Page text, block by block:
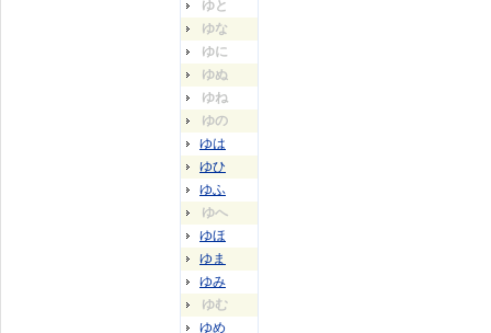
ゆと
ゆな
ゆに
ゆぬ
ゆね
ゆの
ゆは
ゆひ
ゆふ
ゆへ
ゆほ
ゆま
ゆみ
ゆむ
ゆめ